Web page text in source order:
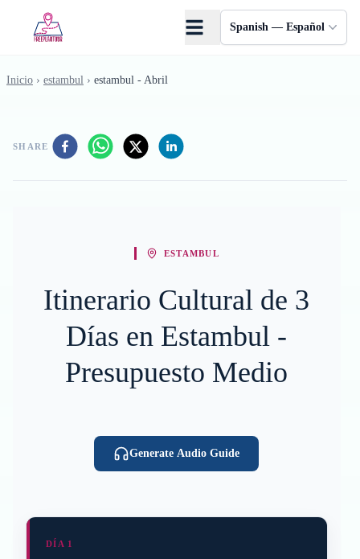
Spanish — Español
Inicio › estambul › estambul - Abril
SHARE
ESTAMBUL
Itinerario Cultural de 3
Días en Estambul -
Presupuesto Medio
Generate Audio Guide
DÍA 1